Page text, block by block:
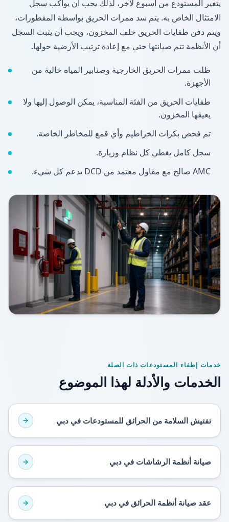
يتغير المستودع من أسبوع لآخر، لذلك يجب أن يواكب سجل
الامتثال الخاص به. يتم سد ممرات الحريق بواسطة المقطورات،
ويتم دفن طفايات الحريق خلف المخزون، ويجب أن يثبت السجل
أن الأنظمة تتم صيانتها حتى مع إعادة ترتيب الأرضية حولها.
ظلت ممرات الحريق الخارجية وصنابير المياه خالية من
الأجهزة.
طفايات الحريق من الفئة المناسبة، يمكن الوصول إليها ولا
يعيقها المخزون.
تم فحص بكرات الخراطيم وأي قمع للمخاطر الخاصة.
سجل كامل يغطي كل نظام وزيارة.
AMC صالح مع مقاول معتمد من DCD يدعم كل شيء.
خدمات إطفاء المستودعات ذات الصلة
الخدمات والأدلة لهذا الموضوع
تفتيش السلامة من الحرائق للمستودعات في دبي
صيانة أنظمة الرشاشات في دبي
عقد صيانة أنظمة الحرائق في دبي